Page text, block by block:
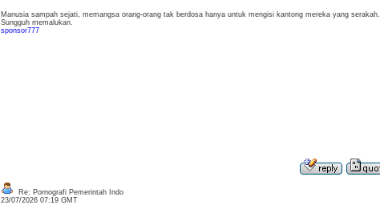
Manusia sampah sejati, memangsa orang-orang tak berdosa hanya untuk mengisi kantong mereka yang serakah.
Sungguh memalukan.
sponsor777
Re: Pornografi Pemerintah Indo
23/07/2026 07:19 GMT